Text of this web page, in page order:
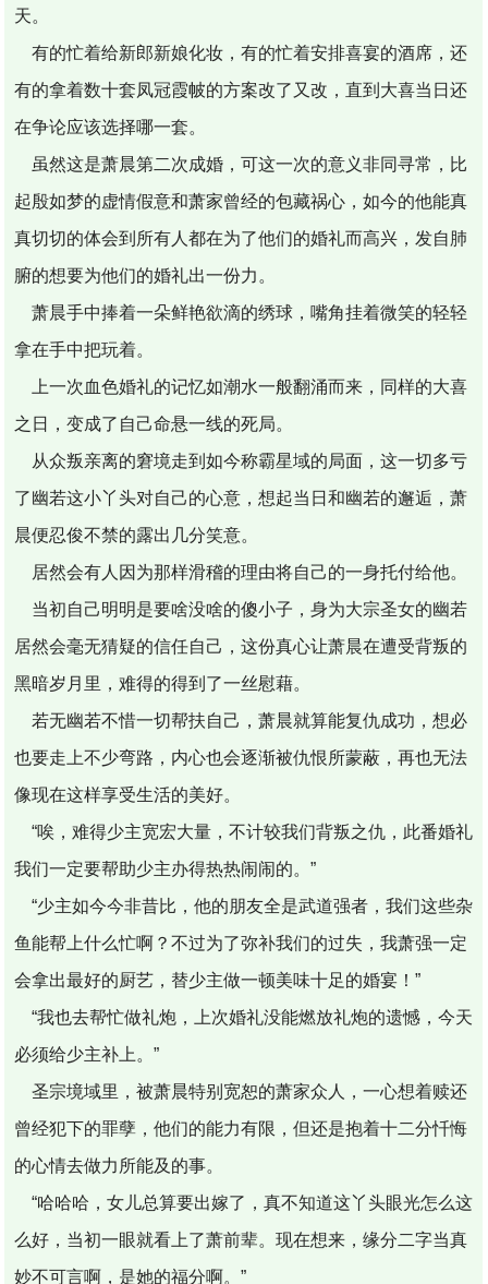
天。
有的忙着给新郎新娘化妆，有的忙着安排喜宴的酒席，还
有的拿着数十套凤冠霞帔的方案改了又改，直到大喜当日还
在争论应该选择哪一套。
虽然这是萧晨第二次成婚，可这一次的意义非同寻常，比
起殷如梦的虚情假意和萧家曾经的包藏祸心，如今的他能真
真切切的体会到所有人都在为了他们的婚礼而高兴，发自肺
腑的想要为他们的婚礼出一份力。
萧晨手中捧着一朵鲜艳欲滴的绣球，嘴角挂着微笑的轻轻
拿在手中把玩着。
上一次血色婚礼的记忆如潮水一般翻涌而来，同样的大喜
之日，变成了自己命悬一线的死局。
从众叛亲离的窘境走到如今称霸星域的局面，这一切多亏
了幽若这小丫头对自己的心意，想起当日和幽若的邂逅，萧
晨便忍俊不禁的露出几分笑意。
居然会有人因为那样滑稽的理由将自己的一身托付给他。
当初自己明明是要啥没啥的傻小子，身为大宗圣女的幽若
居然会毫无猜疑的信任自己，这份真心让萧晨在遭受背叛的
黑暗岁月里，难得的得到了一丝慰藉。
若无幽若不惜一切帮扶自己，萧晨就算能复仇成功，想必
也要走上不少弯路，内心也会逐渐被仇恨所蒙蔽，再也无法
像现在这样享受生活的美好。
“唉，难得少主宽宏大量，不计较我们背叛之仇，此番婚礼
我们一定要帮助少主办得热热闹闹的。”
“少主如今今非昔比，他的朋友全是武道强者，我们这些杂
鱼能帮上什么忙啊？不过为了弥补我们的过失，我萧强一定
会拿出最好的厨艺，替少主做一顿美味十足的婚宴！”
“我也去帮忙做礼炮，上次婚礼没能燃放礼炮的遗憾，今天
必须给少主补上。”
圣宗境域里，被萧晨特别宽恕的萧家众人，一心想着赎还
曾经犯下的罪孽，他们的能力有限，但还是抱着十二分忏悔
的心情去做力所能及的事。
“哈哈哈，女儿总算要出嫁了，真不知道这丫头眼光怎么这
么好，当初一眼就看上了萧前辈。现在想来，缘分二字当真
妙不可言啊，是她的福分啊。”